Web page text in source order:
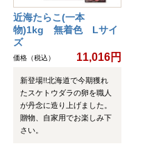
近海たらこ(一本
物)1kg 無着色 Lサイ
ズ
価格（税込） 11,016円
新登場!!北海道で今期獲れ
たスケトウダラの卵を職人
が丹念に造り上げました。
贈物、自家用でお楽しみ下
さい。